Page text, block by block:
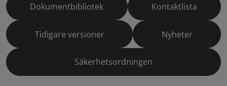
Dokumentbibliotek Kontaktlista
Tidigare versioner Nyheter
Säkerhetsordningen